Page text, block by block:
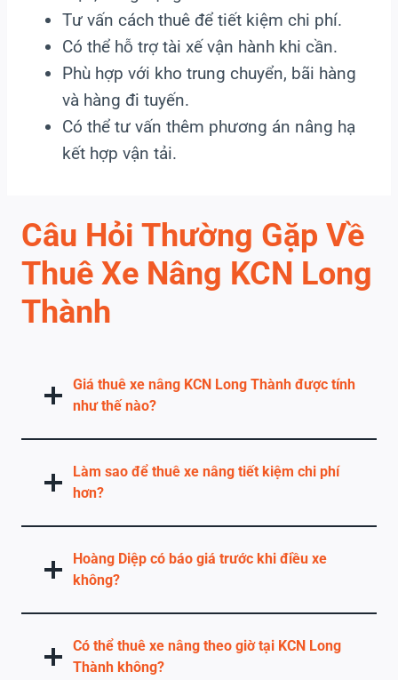
Tư vấn cách thuê để tiết kiệm chi phí.
Có thể hỗ trợ tài xế vận hành khi cần.
Phù hợp với kho trung chuyển, bãi hàng
và hàng đi tuyến.
Có thể tư vấn thêm phương án nâng hạ
kết hợp vận tải.
Câu Hỏi Thường Gặp Về
Thuê Xe Nâng KCN Long
Thành
Giá thuê xe nâng KCN Long Thành được tính
như thế nào?
Làm sao để thuê xe nâng tiết kiệm chi phí
hơn?
Hoàng Diệp có báo giá trước khi điều xe
không?
Có thể thuê xe nâng theo giờ tại KCN Long
Thành không?